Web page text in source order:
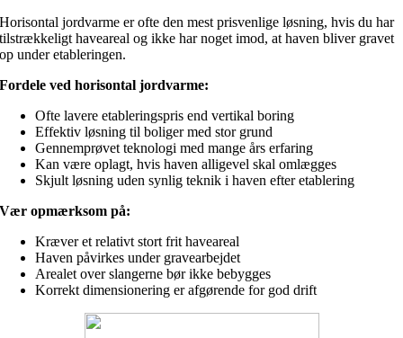
Horisontal jordvarme er ofte den mest prisvenlige løsning, hvis du har
tilstrækkeligt haveareal og ikke har noget imod, at haven bliver gravet
op under etableringen.
Fordele ved horisontal jordvarme:
Ofte lavere etableringspris end vertikal boring
Effektiv løsning til boliger med stor grund
Gennemprøvet teknologi med mange års erfaring
Kan være oplagt, hvis haven alligevel skal omlægges
Skjult løsning uden synlig teknik i haven efter etablering
Vær opmærksom på:
Kræver et relativt stort frit haveareal
Haven påvirkes under gravearbejdet
Arealet over slangerne bør ikke bebygges
Korrekt dimensionering er afgørende for god drift